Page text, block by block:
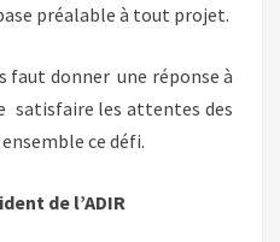
préalable à tout projet.
faut donner une réponse à
satisfaire les attentes des
ce défi.
de l’ADIR